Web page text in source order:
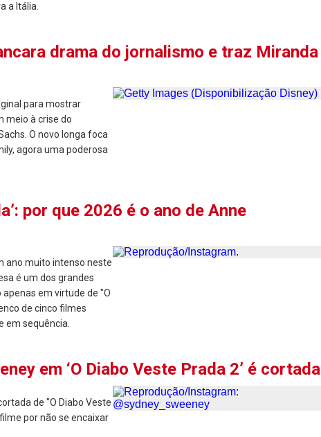
a Itália.
drama do jornalismo e traz Miranda
para mostrar
meio à crise do
O novo longa foca
agora uma poderosa
por que 2026 é o ano de Anne
ano muito intenso neste
é um dos grandes
em virtude de "O
de cinco filmes
em sequência.
em ‘O Diabo Veste Prada 2’ é cortada
de "O Diabo Veste
por não se encaixar